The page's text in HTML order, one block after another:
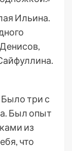
Ильина.
три с
Был опыт
из
что